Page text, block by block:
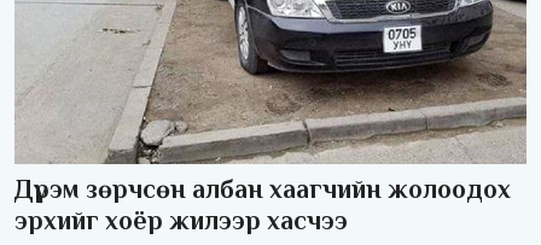
Дүрэм зөрчсөн албан хаагчийн жолоодох
эрхийг хоёр жилээр хасчээ